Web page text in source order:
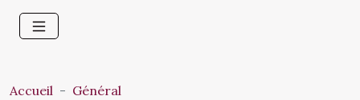
Accueil
Général